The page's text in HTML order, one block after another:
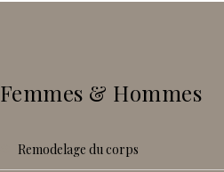
Femmes & Hommes
remodelage du corps